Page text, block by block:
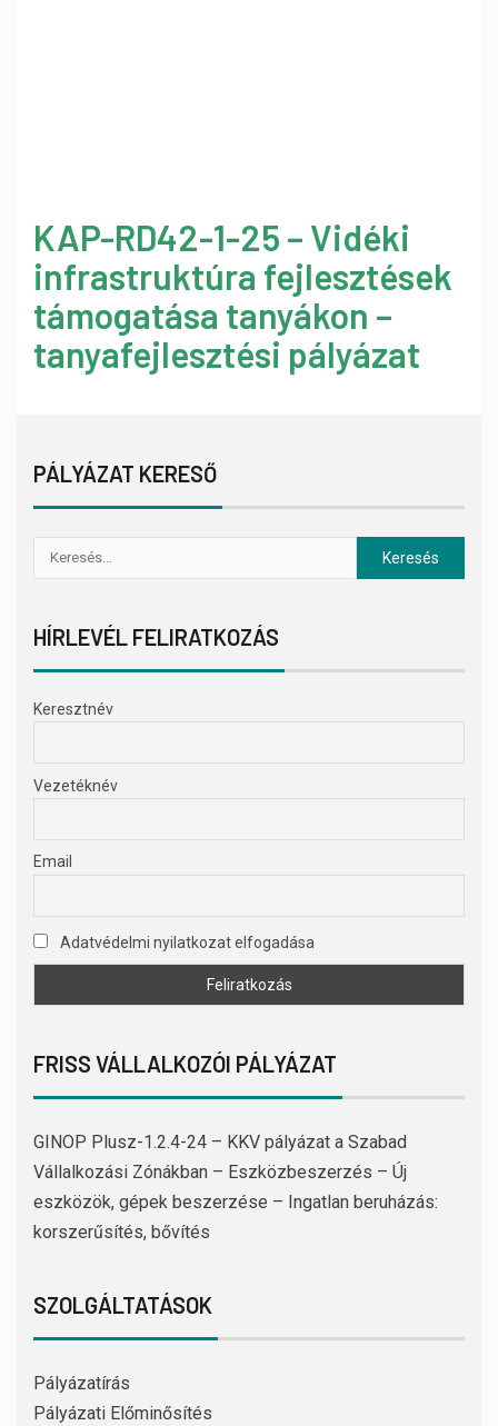
KAP-RD42-1-25 – Vidéki
infrastruktúra fejlesztések
támogatása tanyákon –
tanyafejlesztési pályázat
PÁLYÁZAT KERESŐ
HÍRLEVÉL FELIRATKOZÁS
Keresztnév
Vezetéknév
Email
Adatvédelmi nyilatkozat elfogadása
FRISS VÁLLALKOZÓI PÁLYÁZAT
GINOP Plusz-1.2.4-24 – KKV pályázat a Szabad
Vállalkozási Zónákban – Eszközbeszerzés – Új
eszközök, gépek beszerzése – Ingatlan beruházás:
korszerűsítés, bővítés
SZOLGÁLTATÁSOK
Pályázatírás
Pályázati Előminősítés